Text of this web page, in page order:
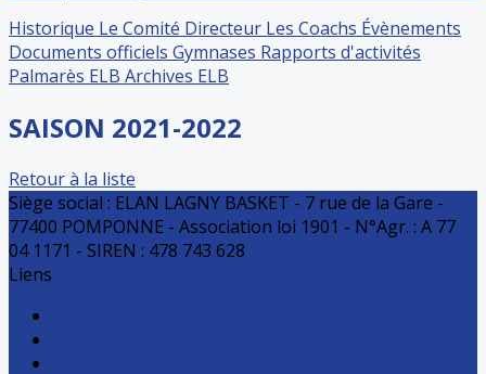
Historique Le Comité Directeur Les Coachs Évènements
Documents officiels Gymnases Rapports d'activités
Palmarès ELB Archives ELB
SAISON 2021-2022
Retour à la liste
Siège social : ELAN LAGNY BASKET - 7 rue de la Gare -
77400 POMPONNE - Association loi 1901 - N°Agr. : A 77
04 1171 - SIREN : 478 743 628
Liens